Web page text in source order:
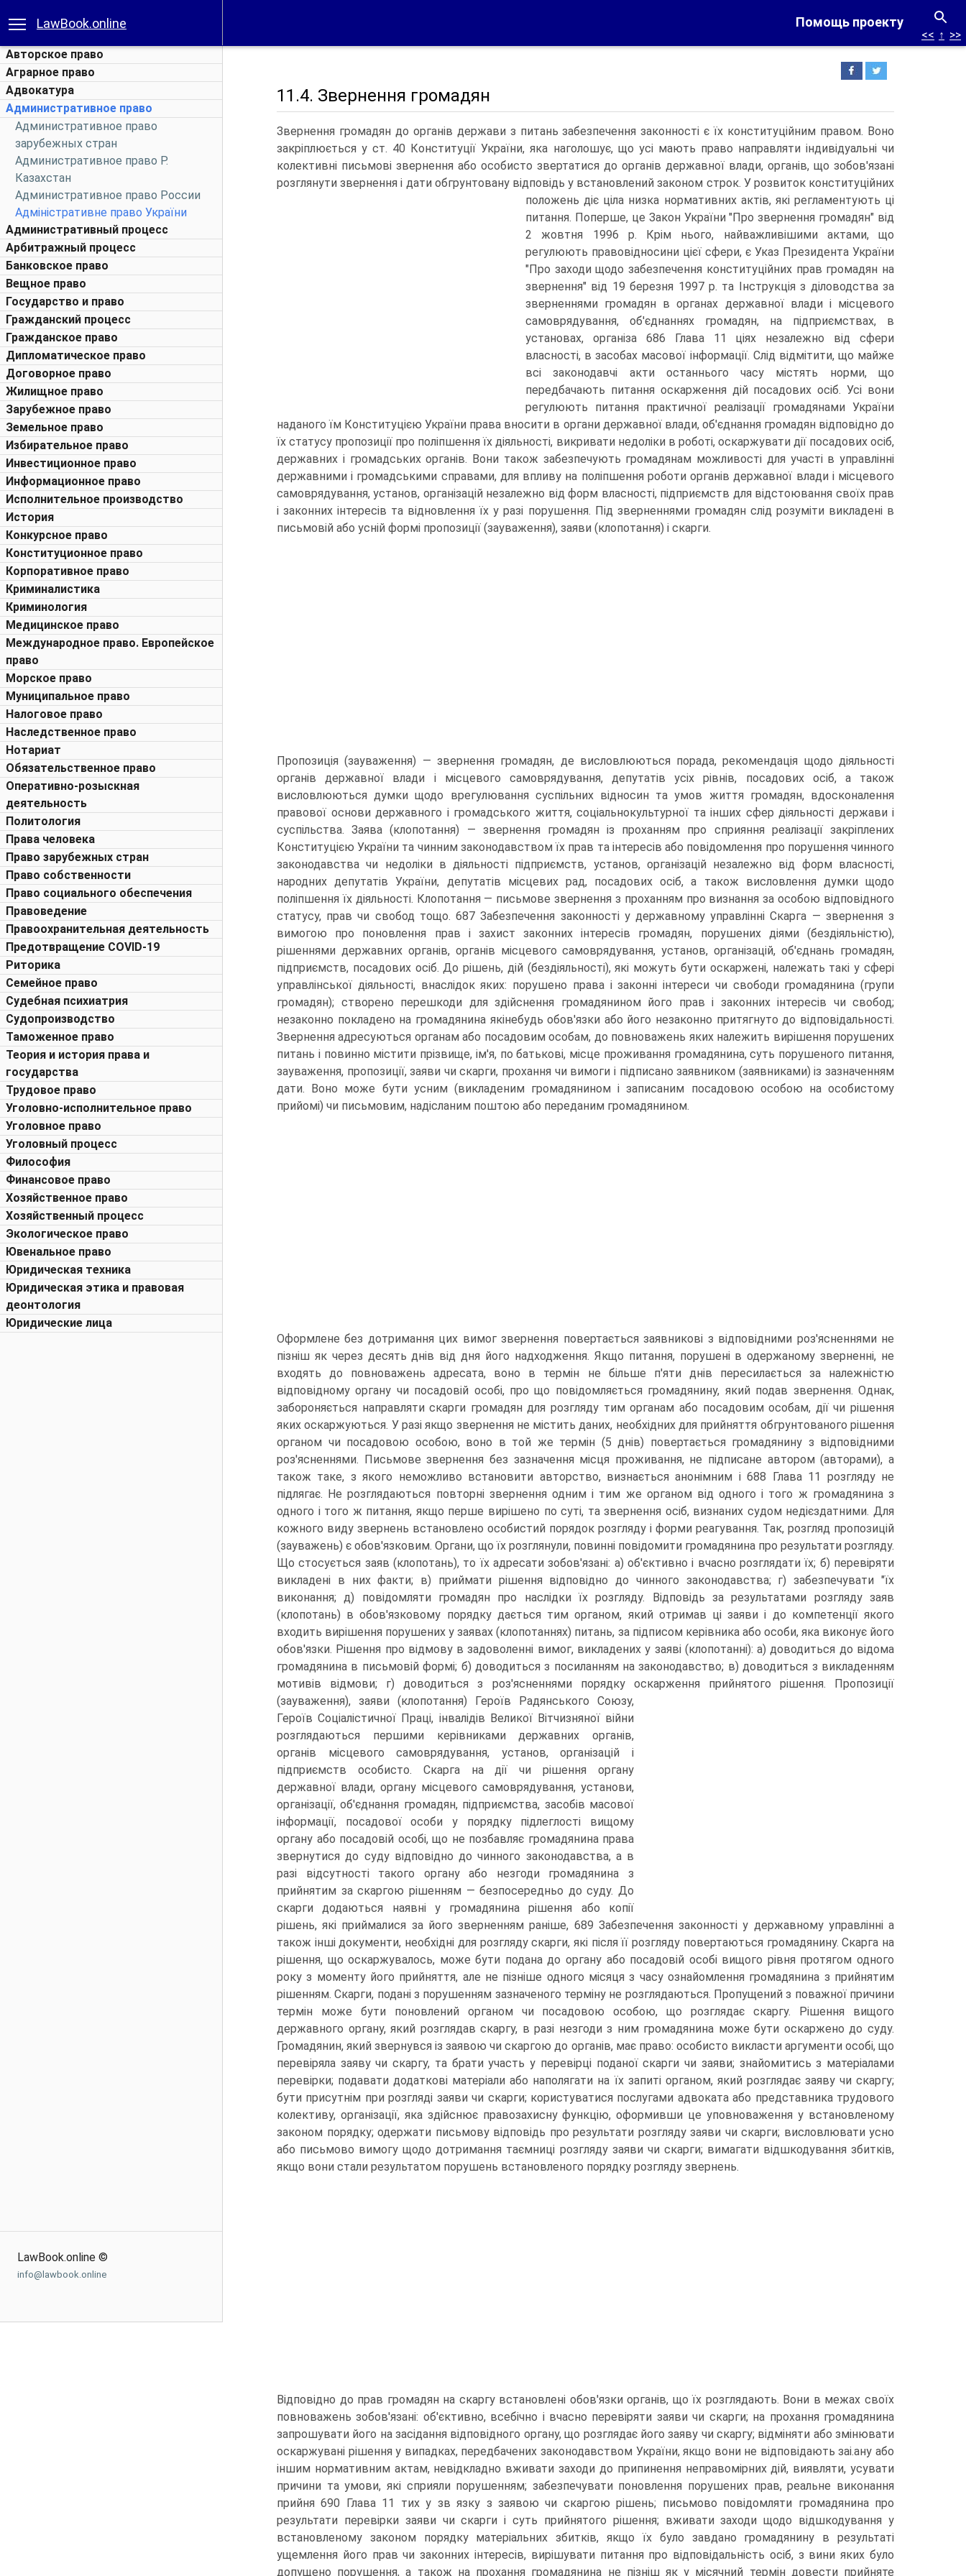
Помощь проекту
LawBook.online
Авторское право
Аграрное право
Адвокатура
Административное право
Административное право
зарубежных стран
Административное право Р.
Казахстан
Административное право России
Адміністративне право України
Административный процесс
Арбитражный процесс
Банковское право
Вещное право
Государство и право
Гражданский процесс
Гражданское право
Дипломатическое право
Договорное право
Жилищное право
Зарубежное право
Земельное право
Избирательное право
Инвестиционное право
Информационное право
Исполнительное производство
История
Конкурсное право
Конституционное право
Корпоративное право
Криминалистика
Криминология
Медицинское право
Международное право. Европейское
право
Морское право
Муниципальное право
Налоговое право
Наследственное право
Нотариат
Обязательственное право
Оперативно-розыскная
деятельность
Политология
Права человека
Право зарубежных стран
Право собственности
Право социального обеспечения
Правоведение
Правоохранительная деятельность
Предотвращение COVID-19
Риторика
Семейное право
Судебная психиатрия
Судопроизводство
Таможенное право
Теория и история права и
государства
Трудовое право
Уголовно-исполнительное право
Уголовное право
Уголовный процесс
Философия
Финансовое право
Хозяйственное право
Хозяйственный процесс
Экологическое право
Ювенальное право
Юридическая техника
Юридическая этика и правовая
деонтология
Юридические лица
LawBook.online ©
info@lawbook.online
<< ↑ >>
11.4. Звернення громадян
Звернення громадян до органів держави з питань забезпечення законності є їх конституційним правом. Воно
закріплюється у ст. 40 Конституції України, яка наголошує, що усі мають право направляти індивідуальні чи
колективні письмові звернення або особисто звертатися до органів державної влади, органів, що зобов'язані
розглянути звернення і дати обгрунтовану відповідь у встановлений законом строк. У розвиток конституційних
положень діє ціла низка нормативних актів, які регламентують ці
питання. Поперше, це Закон України "Про звернення громадян" від
2 жовтня 1996 p. Крім нього, найважливішими актами, що
регулюють правовідносини цієї сфери, є Указ Президента України
"Про заходи щодо забезпечення конституційних прав громадян на
звернення" від 19 березня 1997 р. та Інструкція з діловодства за
зверненнями громадян в органах державної влади і місцевого
самоврядування, об'єднаннях громадян, на підприємствах, в
установах, організа 686 Глава 11 ціях незалежно від сфери
власності, в засобах масової інформації. Слід відмітити, що майже
всі законодавчі акти останнього часу містять норми, що
передбачають питання оскарження дій посадових осіб. Усі вони
регулюють питання практичної реалізації громадянами України
наданого їм Конституцією України права вносити в органи державної влади, об'єднання громадян відповідно до
їх статусу пропозиції про поліпшення їх діяльності, викривати недоліки в роботі, оскаржувати дії посадових осіб,
державних і громадських органів. Вони також забезпечують громадянам можливості для участі в управлінні
державними і громадськими справами, для впливу на поліпшення роботи органів державної влади і місцевого
самоврядування, установ, організацій незалежно від форм власності, підприємств для відстоювання своїх прав
і законних інтересів та відновлення їх у разі порушення. Під зверненнями громадян слід розуміти викладені в
письмовій або усній формі пропозиції (зауваження), заяви (клопотання) і скарги.
Пропозиція (зауваження) — звернення громадян, де висловлюються порада, рекомендація щодо діяльності
органів державної влади і місцевого самоврядування, депутатів усіх рівнів, посадових осіб, а також
висловлюються думки щодо врегулювання суспільних відносин та умов життя громадян, вдосконалення
правової основи державного і громадського життя, соціальнокультурної та інших сфер діяльності держави і
суспільства. Заява (клопотання) — звернення громадян із проханням про сприяння реалізації закріплених
Конституцією України та чинним законодавством їх прав та інтересів або повідомлення про порушення чинного
законодавства чи недоліки в діяльності підприємств, установ, організацій незалежно від форм власності,
народних депутатів України, депутатів місцевих рад, посадових осіб, а також висловлення думки щодо
поліпшення їх діяльності. Клопотання — письмове звернення з проханням про визнання за особою відповідного
статусу, прав чи свобод тощо. 687 Забезпечення законності у державному управлінні Скарга — звернення з
вимогою про поновлення прав і захист законних інтересів громадян, порушених діями (бездіяльністю),
рішеннями державних органів, органів місцевого самоврядування, установ, організацій, об'єднань громадян,
підприємств, посадових осіб. До рішень, дій (бездіяльності), які можуть бути оскаржені, належать такі у сфері
управлінської діяльності, внаслідок яких: порушено права і законні інтереси чи свободи громадянина (групи
громадян); створено перешкоди для здійснення громадянином його прав і законних інтересів чи свобод;
незаконно покладено на громадянина якінебудь обов'язки або його незаконно притягнуто до відповідальності.
Звернення адресуються органам або посадовим особам, до повноважень яких належить вирішення порушених
питань і повинно містити прізвище, ім'я, по батькові, місце проживання громадянина, суть порушеного питання,
зауваження, пропозиції, заяви чи скарги, прохання чи вимоги і підписано заявником (заявниками) із зазначенням
дати. Воно може бути усним (викладеним громадянином і записаним посадовою особою на особистому
прийомі) чи письмовим, надісланим поштою або переданим громадянином.
Оформлене без дотримання цих вимог звернення повертається заявникові з відповідними роз'ясненнями не
пізніш як через десять днів від дня його надходження. Якщо питання, порушені в одержаному зверненні, не
входять до повноважень адресата, воно в термін не більше п'яти днів пересилається за належністю
відповідному органу чи посадовій особі, про що повідомляється громадянину, який подав звернення. Однак,
забороняється направляти скарги громадян для розгляду тим органам або посадовим особам, дії чи рішення
яких оскаржуються. У разі якщо звернення не містить даних, необхідних для прийняття обгрунтованого рішення
органом чи посадовою особою, воно в той же термін (5 днів) повертається громадянину з відповідними
роз'ясненнями. Письмове звернення без зазначення місця проживання, не підписане автором (авторами), а
також таке, з якого неможливо встановити авторство, визнається анонімним і 688 Глава 11 розгляду не
підлягає. Не розглядаються повторні звернення одним і тим же органом від одного і того ж громадянина з
одного і того ж питання, якщо перше вирішено по суті, та звернення осіб, визнаних судом недієздатними. Для
кожного виду звернень встановлено особистий порядок розгляду і форми реагування. Так, розгляд пропозицій
(зауважень) є обов'язковим. Органи, що їх розглянули, повинні повідомити громадянина про результати розгляду.
Що стосується заяв (клопотань), то їх адресати зобов'язані: а) об'єктивно і вчасно розглядати їх; б) перевіряти
викладені в них факти; в) приймати рішення відповідно до чинного законодавства; г) забезпечувати "їх
виконання; д) повідомляти громадян про наслідки їх розгляду. Відповідь за результатами розгляду заяв
(клопотань) в обов'язковому порядку дається тим органом, який отримав ці заяви і до компетенції якого
входить вирішення порушених у заявах (клопотаннях) питань, за підписом керівника або особи, яка виконує його
обов'язки. Рішення про відмову в задоволенні вимог, викладених у заяві (клопотанні): а) доводиться до відома
громадянина в письмовій формі; б) доводиться з посиланням на законодавство; в) доводиться з викладенням
мотивів відмови; г) доводиться з роз'ясненнями порядку оскарження прийнятого рішення. Пропозиції
(зауваження), заяви (клопотання) Героїв Радянського Союзу,
Героїв Соціалістичної Праці, інвалідів Великої Вітчизняної війни
розглядаються першими керівниками державних органів,
органів місцевого самоврядування, установ, організацій і
підприємств особисто. Скарга на дії чи рішення органу
державної влади, органу місцевого самоврядування, установи,
організації, об'єднання громадян, підприємства, засобів масової
інформації, посадової особи у порядку підлеглості вищому
органу або посадовій особі, що не позбавляє громадянина права
звернутися до суду відповідно до чинного законодавства, а в
разі відсутності такого органу або незгоди громадянина з
прийнятим за скаргою рішенням — безпосередньо до суду. До
скарги додаються наявні у громадянина рішення або копії
рішень, які приймалися за його зверненням раніше, 689 Забезпечення законності у державному управлінні а
також інші документи, необхідні для розгляду скарги, які після її розгляду повертаються громадянину. Скарга на
рішення, що оскаржувалось, може бути подана до органу або посадовій особі вищого рівня протягом одного
року з моменту його прийняття, але не пізніше одного місяця з часу ознайомлення громадянина з прийнятим
рішенням. Скарги, подані з порушенням зазначеного терміну не розглядаються. Пропущений з поважної причини
термін може бути поновлений органом чи посадовою особою, що розглядає скаргу. Рішення вищого
державного органу, який розглядав скаргу, в разі незгоди з ним громадянина може бути оскаржено до суду.
Громадянин, який звернувся із заявою чи скаргою до органів, має право: особисто викласти аргументи особі, що
перевіряла заяву чи скаргу, та брати участь у перевірці поданої скарги чи заяви; знайомитись з матеріалами
перевірки; подавати додаткові матеріали або наполягати на їх запиті органом, який розглядає заяву чи скаргу;
бути присутнім при розгляді заяви чи скарги; користуватися послугами адвоката або представника трудового
колективу, організації, яка здійснює правозахисну функцію, оформивши це уповноваження у встановленому
законом порядку; одержати письмову відповідь про результати розгляду заяви чи скарги; висловлювати усно
або письмово вимогу щодо дотримання таємниці розгляду заяви чи скарги; вимагати відшкодування збитків,
якщо вони стали результатом порушень встановленого порядку розгляду звернень.
Відповідно до прав громадян на скаргу встановлені обов'язки органів, що їх розглядають. Вони в межах своїх
повноважень зобов'язані: об'єктивно, всебічно і вчасно перевіряти заяви чи скарги; на прохання громадянина
запрошувати його на засідання відповідного органу, що розглядає його заяву чи скаргу; відміняти або змінювати
оскаржувані рішення у випадках, передбачених законодавством України, якщо вони не відповідають заі.ану або
іншим нормативним актам, невідкладно вживати заходи до припинення неправомірних дій, виявляти, усувати
причини та умови, які сприяли порушенням; забезпечувати поновлення порушених прав, реальне виконання
прийня 690 Глава 11 тих у зв язку з заявою чи скаргою рішень; письмово повідомляти громадянина про
результати перевірки заяви чи скарги і суть прийнятого рішення; вживати заходи щодо відшкодування у
встановленому законом порядку матеріальних збитків, якщо їх було завдано громадянину в результаті
ущемлення його прав чи законних інтересів, вирішувати питання про відповідальність осіб, з вини яких було
допущено порушення, а також на прохання громадянина не пізніш як у місячний термін довести прийняте